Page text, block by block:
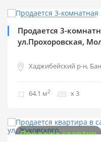
Продается 3-
ул.Прохоровская,
Хаджибейский р-н,
64.1 м2 х 3
Продажа квартир